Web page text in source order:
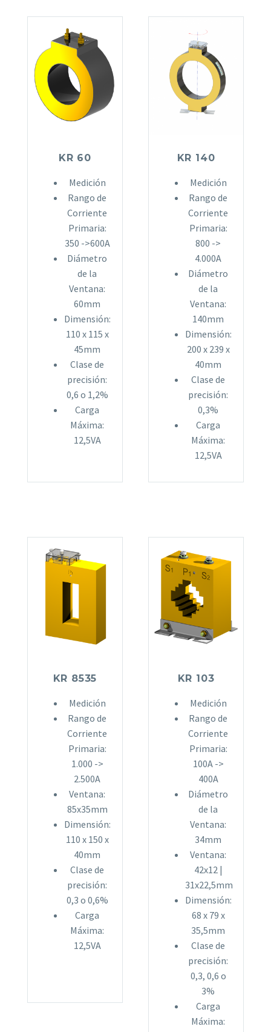
KR 60
Medición
Rango de
Corriente
Primaria:
350 ->600A
Diámetro
de la
Ventana:
60mm
Dimensión:
110 x 115 x
45mm
Clase de
precisión:
0,6 o 1,2%
Carga
Máxima:
12,5VA
KR 140
Medición
Rango de
Corriente
Primaria:
800 ->
4.000A
Diámetro
de la
Ventana:
140mm
Dimensión:
200 x 239 x
40mm
Clase de
precisión:
0,3%
Carga
Máxima:
12,5VA
KR 8535
Medición
Rango de
Corriente
Primaria:
1.000 ->
2.500A
Ventana:
85x35mm
Dimensión:
110 x 150 x
40mm
Clase de
precisión:
0,3 o 0,6%
Carga
Máxima:
12,5VA
KR 103
Medición
Rango de
Corriente
Primaria:
100A ->
400A
Diámetro
de la
Ventana:
34mm
Ventana:
42x12 |
31x22,5mm
Dimensión:
68 x 79 x
35,5mm
Clase de
precisión:
0,3, 0,6 o
3%
Carga
Máxima: